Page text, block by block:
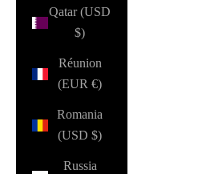
Qatar (USD
$)
Réunion
(EUR €)
Romania
(USD $)
Russia